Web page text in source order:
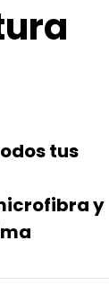
tus
y